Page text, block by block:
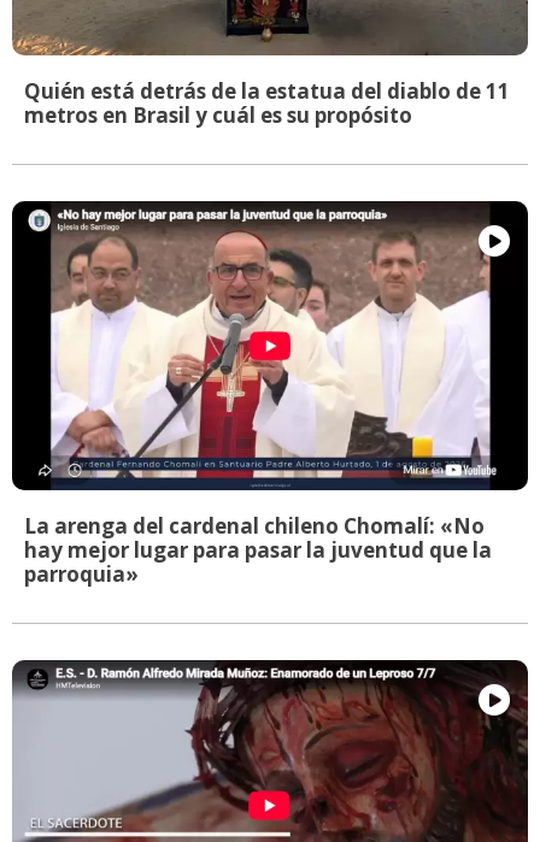
Quién está detrás de la estatua del diablo de 11
metros en Brasil y cuál es su propósito
La arenga del cardenal chileno Chomalí: «No
hay mejor lugar para pasar la juventud que la
parroquia»